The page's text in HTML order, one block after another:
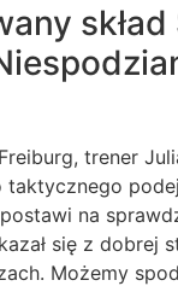
skład
trener
taktycznego
na
się z dobrej
Możemy